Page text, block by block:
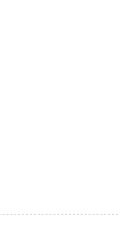
イトをしている。
ペック男。
みと言う言葉が表